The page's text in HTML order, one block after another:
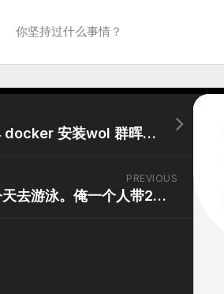
你坚持过什么事情？
群晖 docker 安装wol 群晖唤醒局域网的电脑其他设备
PREVIOUS
今天去游泳。俺一个人带2个娃。